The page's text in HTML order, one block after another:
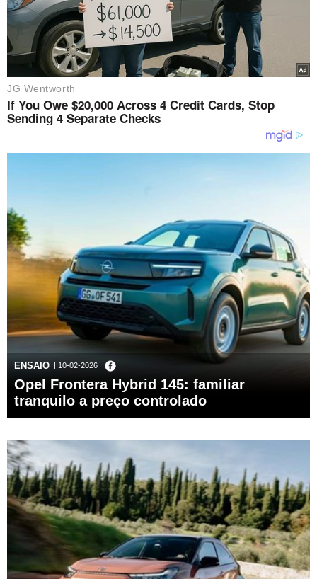
ENSAIO | 10-02-2026
Opel Frontera Hybrid 145: familiar
tranquilo a preço controlado